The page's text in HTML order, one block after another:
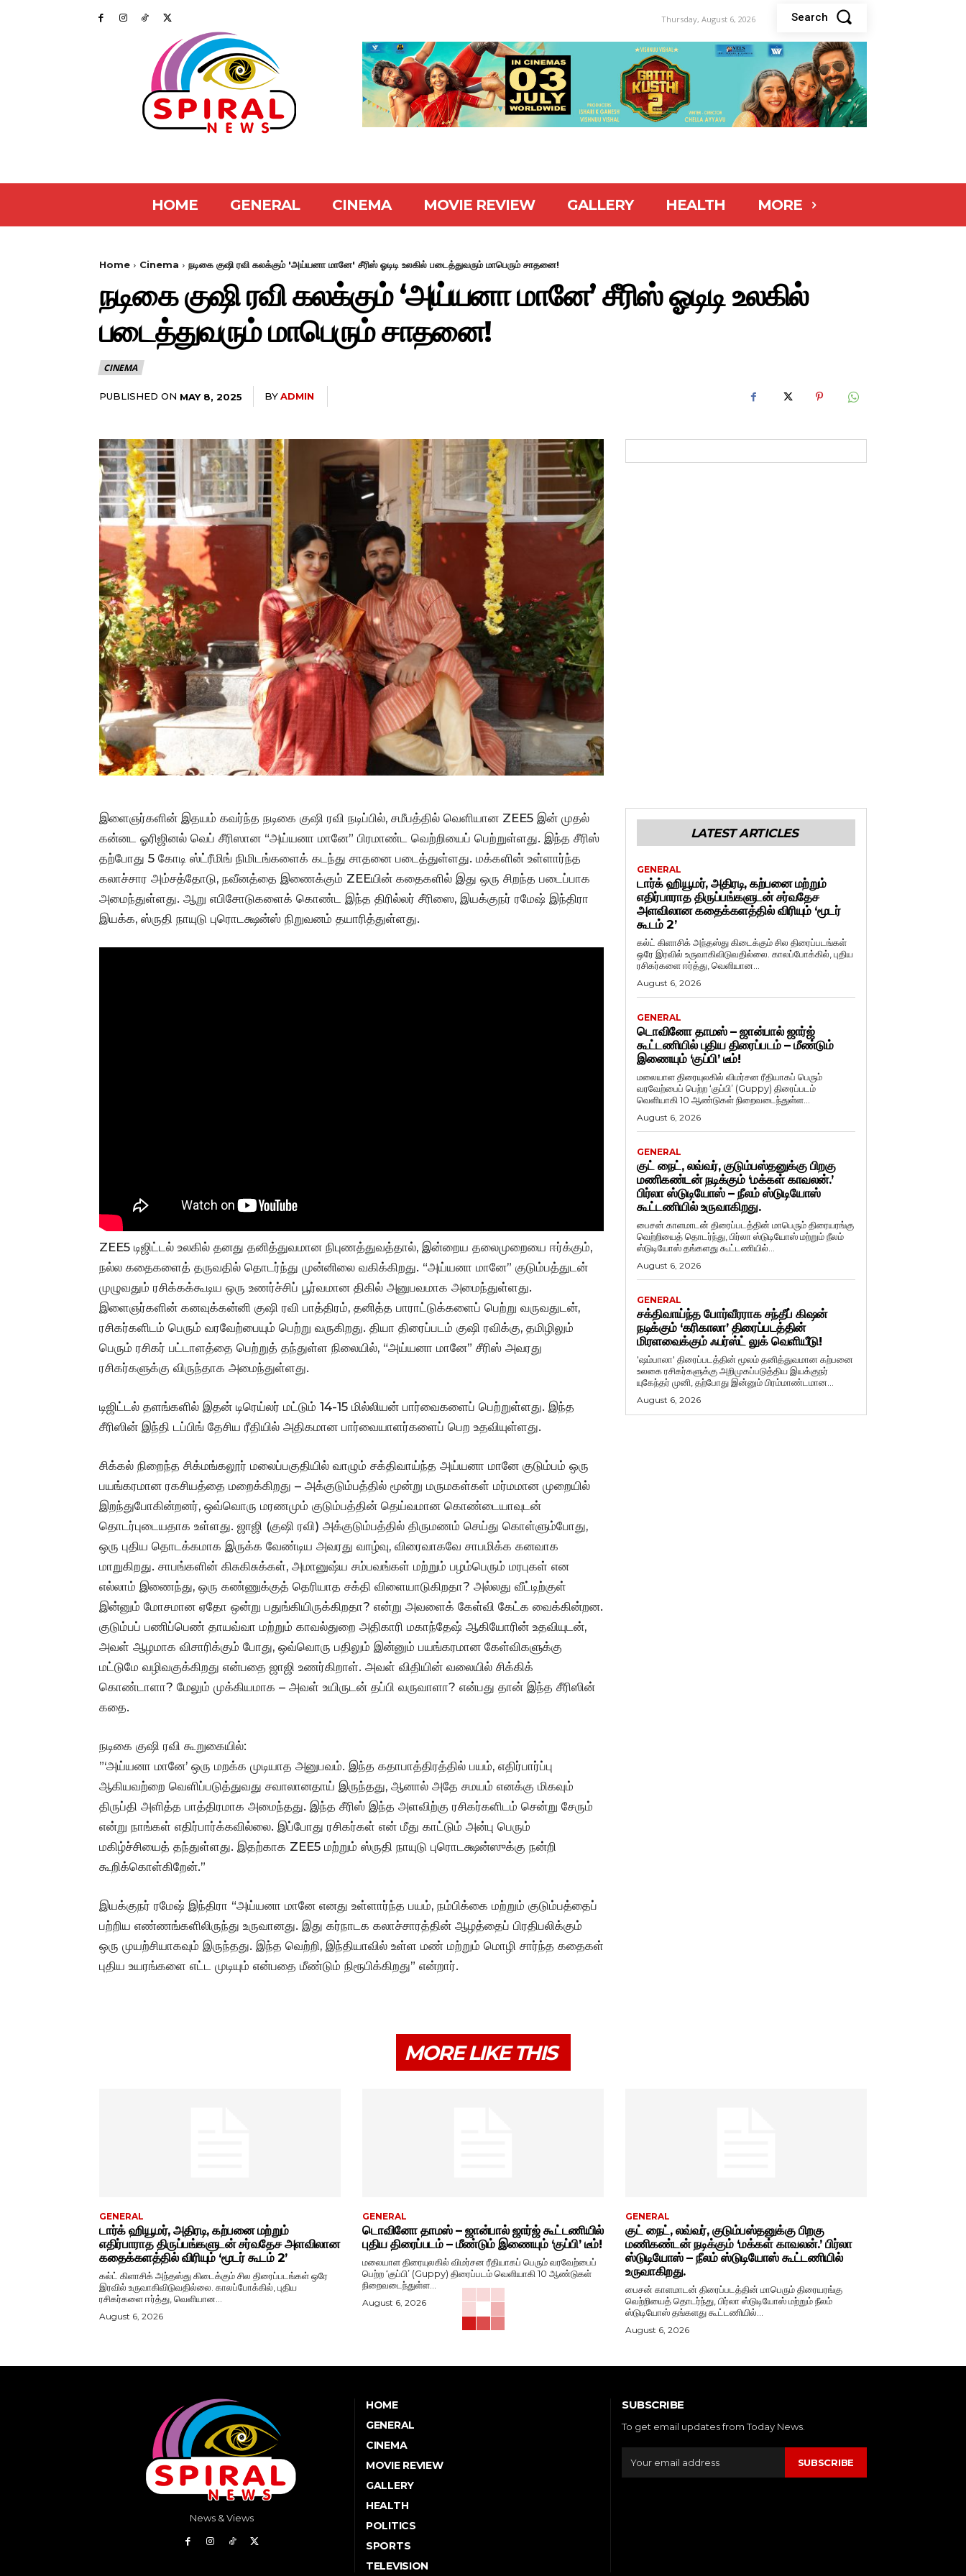
Thursday, August 6, 2026 Search
HOME GENERAL CINEMA MOVIE REVIEW GALLERY HEALTH MORE
Home Cinema நடிகை குஷி ரவி கலக்கும் 'அய்யனா மானே' சீரிஸ் ஓடிடி உலகில் படைத்துவரும் மாபெரும் சாதனை!
நடிகை குஷி ரவி கலக்கும் ‘அய்யனா மானே’ சீரிஸ் ஓடிடி உலகில்
படைத்துவரும் மாபெரும் சாதனை!
CINEMA
PUBLISHED ON MAY 8, 2025 BYADMIN
இளைஞர்களின் இதயம் கவர்ந்த நடிகை குஷி ரவி நடிப்பில், சமீபத்தில் வெளியான ZEE5 இன் முதல்
கன்னட ஓரிஜினல் வெப் சீரிஸான “அய்யனா மானே” பிரமாண்ட வெற்றியைப் பெற்றுள்ளது. இந்த சீரிஸ்
தற்போது 5 கோடி ஸ்ட்ரீமிங் நிமிடங்களைக் கடந்து சாதனை படைத்துள்ளது. மக்களின் உள்ளார்ந்த
கலாச்சார அம்சத்தோடு, நவீனத்தை இணைக்கும் ZEEயின் கதைகளில் இது ஒரு சிறந்த படைப்பாக
அமைந்துள்ளது. ஆறு எபிசோடுகளைக் கொண்ட இந்த திரில்லர் சீரிஸை, இயக்குநர் ரமேஷ் இந்திரா
இயக்க, ஸ்ருதி நாயுடு புரொடக்ஷன்ஸ் நிறுவனம் தயாரித்துள்ளது.
ZEE5 டிஜிட்டல் உலகில் தனது தனித்துவமான நிபுணத்துவத்தால், இன்றைய தலைமுறையை ஈர்க்கும்,
நல்ல கதைகளைத் தருவதில் தொடர்ந்து முன்னிலை வகிக்கிறது. “அய்யனா மானே” குடும்பத்துடன்
முழுவதும் ரசிக்கக்கூடிய ஒரு உணர்ச்சிப் பூர்வமான திகில் அனுபவமாக அமைந்துள்ளது.
இளைஞர்களின் கனவுக்கன்னி குஷி ரவி பாத்திரம், தனித்த பாராட்டுக்களைப் பெற்று வருவதுடன்,
ரசிகர்களிடம் பெரும் வரவேற்பையும் பெற்று வருகிறது. தியா திரைப்படம் குஷி ரவிக்கு, தமிழிலும்
பெரும் ரசிகர் பட்டாளத்தை பெற்றுத் தந்துள்ள நிலையில், “அய்யனா மானே” சீரிஸ் அவரது
ரசிகர்களுக்கு விருந்தாக அமைந்துள்ளது.
டிஜிட்டல் தளங்களில் இதன் டிரெய்லர் மட்டும் 14-15 மில்லியன் பார்வைகளைப் பெற்றுள்ளது. இந்த
சீரிஸின் இந்தி டப்பிங் தேசிய ரீதியில் அதிகமான பார்வையாளர்களைப் பெற உதவியுள்ளது.
சிக்கல் நிறைந்த சிக்மங்கலூர் மலைப்பகுதியில் வாழும் சக்திவாய்ந்த அய்யனா மானே குடும்பம் ஒரு
பயங்கரமான ரகசியத்தை மறைக்கிறது – அக்குடும்பத்தில் மூன்று மருமகள்கள் மர்மமான முறையில்
இறந்துபோகின்றனர், ஒவ்வொரு மரணமும் குடும்பத்தின் தெய்வமான கொண்டையாவுடன்
தொடர்புடையதாக உள்ளது. ஜாஜி (குஷி ரவி) அக்குடும்பத்தில் திருமணம் செய்து கொள்ளும்போது,
ஒரு புதிய தொடக்கமாக இருக்க வேண்டிய அவரது வாழ்வு, விரைவாகவே சாபமிக்க கனவாக
மாறுகிறது. சாபங்களின் கிசுகிசுக்கள், அமானுஷ்ய சம்பவங்கள் மற்றும் பழம்பெரும் மரபுகள் என
எல்லாம் இணைந்து, ஒரு கண்ணுக்குத் தெரியாத சக்தி விளையாடுகிறதா? அல்லது வீட்டிற்குள்
இன்னும் மோசமான ஏதோ ஒன்று பதுங்கியிருக்கிறதா? என்று அவளைக் கேள்வி கேட்க வைக்கின்றன.
குடும்பப் பணிப்பெண் தாயவ்வா மற்றும் காவல்துறை அதிகாரி மகாந்தேஷ் ஆகியோரின் உதவியுடன்,
அவள் ஆழமாக விசாரிக்கும் போது, ஒவ்வொரு பதிலும் இன்னும் பயங்கரமான கேள்விகளுக்கு
மட்டுமே வழிவகுக்கிறது என்பதை ஜாஜி உணர்கிறாள். அவள் விதியின் வலையில் சிக்கிக்
கொண்டாளா? மேலும் முக்கியமாக – அவள் உயிருடன் தப்பி வருவாளா? என்பது தான் இந்த சீரிஸின்
கதை.
நடிகை குஷி ரவி கூறுகையில்:
”‘அய்யனா மானே’ ஒரு மறக்க முடியாத அனுபவம். இந்த கதாபாத்திரத்தில் பயம், எதிர்பார்ப்பு
ஆகியவற்றை வெளிப்படுத்துவது சவாலானதாய் இருந்தது, ஆனால் அதே சமயம் எனக்கு மிகவும்
திருப்தி அளித்த பாத்திரமாக அமைந்தது. இந்த சீரிஸ் இந்த அளவிற்கு ரசிகர்களிடம் சென்று சேரும்
என்று நாங்கள் எதிர்பார்க்கவில்லை. இப்போது ரசிகர்கள் என் மீது காட்டும் அன்பு பெரும்
மகிழ்ச்சியைத் தந்துள்ளது. இதற்காக ZEE5 மற்றும் ஸ்ருதி நாயுடு புரொடக்ஷன்ஸுக்கு நன்றி
கூறிக்கொள்கிறேன்.”
இயக்குநர் ரமேஷ் இந்திரா “அய்யனா மானே எனது உள்ளார்ந்த பயம், நம்பிக்கை மற்றும் குடும்பத்தைப்
பற்றிய எண்ணங்களிலிருந்து உருவானது. இது கர்நாடக கலாச்சாரத்தின் ஆழத்தைப் பிரதிபலிக்கும்
ஒரு முயற்சியாகவும் இருந்தது. இந்த வெற்றி, இந்தியாவில் உள்ள மண் மற்றும் மொழி சார்ந்த கதைகள்
புதிய உயரங்களை எட்ட முடியும் என்பதை மீண்டும் நிரூபிக்கிறது” என்றார்.
LATEST ARTICLES
GENERAL
டார்க் ஹியூமர், அதிரடி, கற்பனை மற்றும்
எதிர்பாராத திருப்பங்களுடன் சர்வதேச
அளவிலான கதைக்களத்தில் விரியும் ‘மூடர்
கூடம் 2’
கல்ட் கிளாசிக் அந்தஸ்து கிடைக்கும் சில திரைப்படங்கள்
ஒரே இரவில் உருவாகிவிடுவதில்லை. காலப்போக்கில், புதிய
ரசிகர்களை ஈர்த்து, வெளியான...
August 6, 2026
GENERAL
டொவினோ தாமஸ் – ஜான்பால் ஜார்ஜ்
கூட்டணியில் புதிய திரைப்படம் – மீண்டும்
இணையும் ‘குப்பி’ டீம்!
மலையாள திரையுலகில் விமர்சன ரீதியாகப் பெரும்
வரவேற்பைப் பெற்ற ‘குப்பி’ (Guppy) திரைப்படம்
வெளியாகி 10 ஆண்டுகள் நிறைவடைந்துள்ள...
August 6, 2026
GENERAL
குட் நைட், லவ்வர், குடும்பஸ்தனுக்கு பிறகு
மணிகண்டன் நடிக்கும் ‘மக்கள் காவலன்.’
பிர்லா ஸ்டுடியோஸ் – நீலம் ஸ்டுடியோஸ்
கூட்டணியில் உருவாகிறது.
பைசன் காளமாடன் திரைப்படத்தின் மாபெரும் திரையரங்கு
வெற்றியைத் தொடர்ந்து, பிர்லா ஸ்டுடியோஸ் மற்றும் நீலம்
ஸ்டுடியோஸ் தங்களது கூட்டணியில்...
August 6, 2026
GENERAL
சக்திவாய்ந்த போர்வீரராக சந்தீப் கிஷன்
நடிக்கும் ‘கரிகாலா’ திரைப்படத்தின்
மிரளவைக்கும் ஃபர்ஸ்ட் லுக் வெளியீடு!
'ஷம்பாலா' திரைப்படத்தின் மூலம் தனித்துவமான கற்பனை
உலகை ரசிகர்களுக்கு அறிமுகப்படுத்திய இயக்குநர்
யுகேந்தர் முனி, தற்போது இன்னும் பிரம்மாண்டமான...
August 6, 2026
MORE LIKE THIS
GENERAL
டார்க் ஹியூமர், அதிரடி, கற்பனை மற்றும்
எதிர்பாராத திருப்பங்களுடன் சர்வதேச அளவிலான
கதைக்களத்தில் விரியும் ‘மூடர் கூடம் 2’
கல்ட் கிளாசிக் அந்தஸ்து கிடைக்கும் சில திரைப்படங்கள் ஒரே
இரவில் உருவாகிவிடுவதில்லை. காலப்போக்கில், புதிய
ரசிகர்களை ஈர்த்து, வெளியான...
August 6, 2026
GENERAL
டொவினோ தாமஸ் – ஜான்பால் ஜார்ஜ் கூட்டணியில்
புதிய திரைப்படம் – மீண்டும் இணையும் ‘குப்பி’ டீம்!
மலையாள திரையுலகில் விமர்சன ரீதியாகப் பெரும் வரவேற்பைப்
பெற்ற ‘குப்பி’ (Guppy) திரைப்படம் வெளியாகி 10 ஆண்டுகள்
நிறைவடைந்துள்ள...
August 6, 2026
GENERAL
குட் நைட், லவ்வர், குடும்பஸ்தனுக்கு பிறகு
மணிகண்டன் நடிக்கும் ‘மக்கள் காவலன்.’ பிர்லா
ஸ்டுடியோஸ் – நீலம் ஸ்டுடியோஸ் கூட்டணியில்
உருவாகிறது.
பைசன் காளமாடன் திரைப்படத்தின் மாபெரும் திரையரங்கு
வெற்றியைத் தொடர்ந்து, பிர்லா ஸ்டுடியோஸ் மற்றும் நீலம்
ஸ்டுடியோஸ் தங்களது கூட்டணியில்...
August 6, 2026
News & Views
HOME
GENERAL
CINEMA
MOVIE REVIEW
GALLERY
HEALTH
POLITICS
SPORTS
TELEVISION
SUBSCRIBE
To get email updates from Today News.
SUBSCRIBE